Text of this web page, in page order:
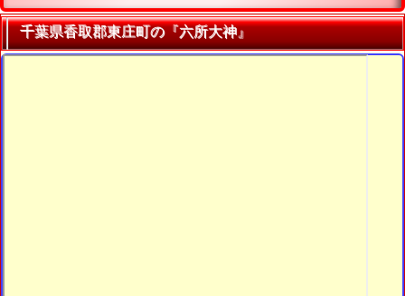
千葉県香取郡東庄町の『六所大神』